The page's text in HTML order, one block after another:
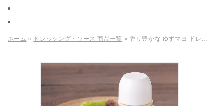
ホーム » ドレッシング・ソース 商品一覧 » 香り豊かな ゆずマヨ ドレッシング 280ml